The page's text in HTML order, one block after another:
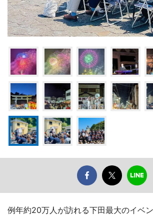
例年約20万人が訪れる下田最大のイベ